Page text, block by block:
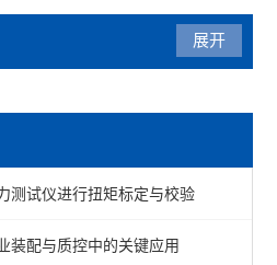
展开
测试仪进行扭矩标定与校验
装配与质控中的关键应用